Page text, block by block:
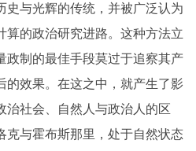
史与光辉的传统，并被广泛认为
算的政治研究进路。这种方法立
政制的最佳手段莫过于追察其产
的效果。在这之中，就产生了影
治社会、自然人与政治人的区
克与霍布斯那里，处于自然状态